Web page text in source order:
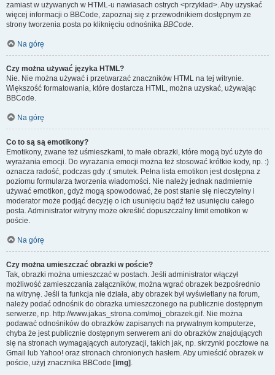
zamiast w używanych w HTML-u nawiasach ostrych <przykład>. Aby uzyskać
więcej informacji o BBCode, zapoznaj się z przewodnikiem dostępnym ze
strony tworzenia posta po kliknięciu odnośnika BBCode.
Na górę
Czy można używać języka HTML?
Nie. Nie można używać i przetwarzać znaczników HTML na tej witrynie.
Większość formatowania, które dostarcza HTML, można uzyskać, używając
BBCode.
Na górę
Co to są są emotikony?
Emotikony, zwane też uśmieszkami, to małe obrazki, które mogą być użyte do
wyrażania emocji. Do wyrażania emocji można też stosować krótkie kody, np. :)
oznacza radość, podczas gdy :( smutek. Pełna lista emotikon jest dostępna z
poziomu formularza tworzenia wiadomości. Nie należy jednak nadmiernie
używać emotikon, gdyż mogą spowodować, że post stanie się nieczytelny i
moderator może podjąć decyzję o ich usunięciu bądź też usunięciu całego
posta. Administrator witryny może określić dopuszczalny limit emotikon w
poście.
Na górę
Czy można umieszczać obrazki w poście?
Tak, obrazki można umieszczać w postach. Jeśli administrator włączył
możliwość zamieszczania załączników, można wgrać obrazek bezpośrednio
na witrynę. Jeśli ta funkcja nie działa, aby obrazek był wyświetlany na forum,
należy podać odnośnik do obrazka umieszczonego na publicznie dostępnym
serwerze, np. http://www.jakas_strona.com/moj_obrazek.gif. Nie można
podawać odnośników do obrazków zapisanych na prywatnym komputerze,
chyba że jest publicznie dostępnym serwerem ani do obrazków znajdujących
się na stronach wymagających autoryzacji, takich jak, np. skrzynki pocztowe na
Gmail lub Yahoo! oraz stronach chronionych hasłem. Aby umieścić obrazek w
poście, użyj znacznika BBCode [img] .